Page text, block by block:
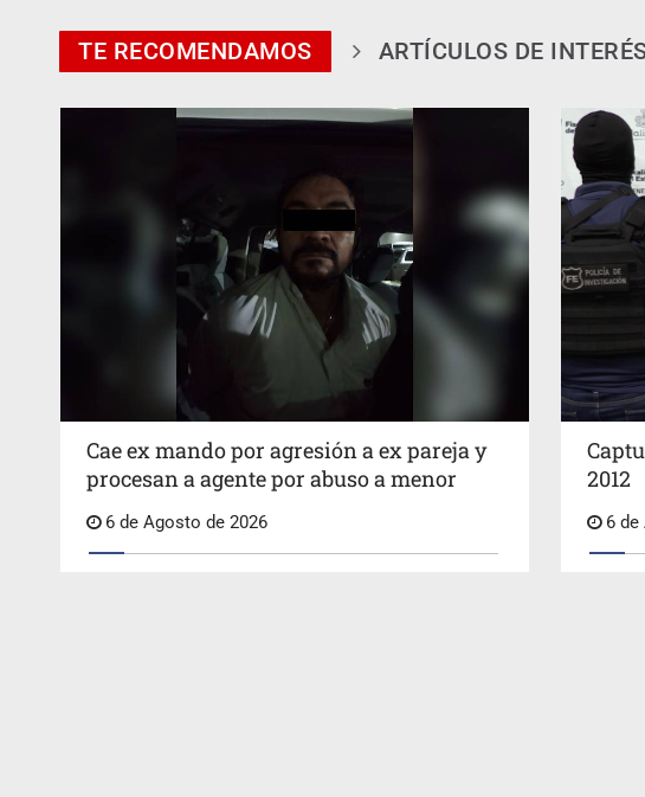
TE RECOMENDAMOS ARTÍCULOS DE
Cae ex mando por agresión a ex pareja y
procesan a agente por abuso a menor
6 de Agosto de 2026
2012
6 de